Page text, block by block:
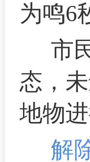
为鸣6
市
态，
地物进
解